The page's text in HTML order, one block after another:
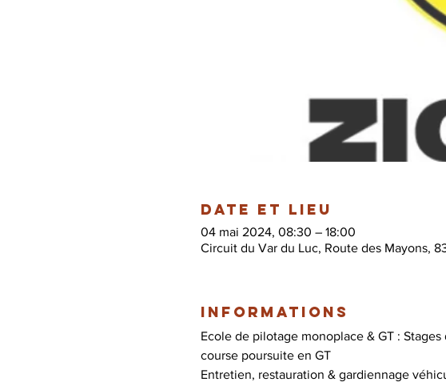
Date et lieu
04 mai 2024, 08:30 – 18:00
Circuit du Var du Luc, Route des Mayons,
Informations
Ecole de pilotage monoplace & GT :
course poursuite en GT
Entretien, restauration & gardiennage